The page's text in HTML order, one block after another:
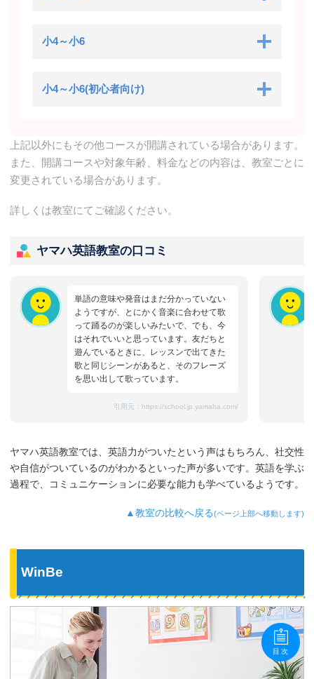
小4～小6
小4～小6(初心者向け)
上記以外にもその他コースが開講されている場合があります。
また、開講コースや対象年齢、料金などの内容は、教室ごとに
変更されている場合があります。
詳しくは教室にてご確認ください。
ヤマハ英語教室の口コミ
単語の意味や発音はまだ分かっていない
ようですが、とにかく音楽に合わせて歌
って踊るのが楽しいみたいで、でも、今
はそれでいいと思っています。友だちと
遊んでいるときに、レッスンで出てきた
歌と同じシーンがあると、そのフレーズ
を思い出して歌っています。
引用元： https://school.jp.yamaha.com/
ヤマハ英語教室では、英語力がついたという声はもちろん、社交性
や自信がついているのがわかるといった声が多いです。英語を学ぶ
過程で、コミュニケーションに必要な能力も学べているようです。
▲教室の比較へ戻る(ページ上部へ移動します)
WinBe
目次